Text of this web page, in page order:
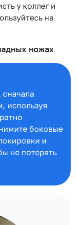
у коллег и
на
ножах
используя
боковые
и
не потерять